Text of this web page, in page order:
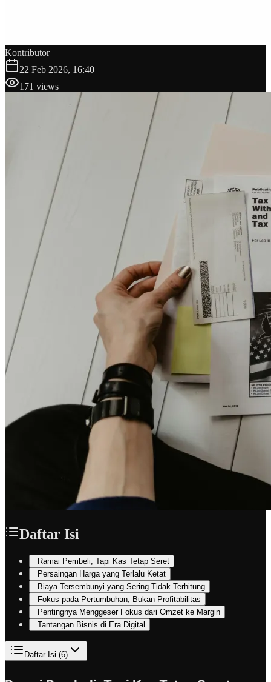
Kontributor
22 Feb 2026, 16:40
171 views
Daftar Isi
Ramai Pembeli, Tapi Kas Tetap Seret
Persaingan Harga yang Terlalu Ketat
Biaya Tersembunyi yang Sering Tidak Terhitung
Fokus pada Pertumbuhan, Bukan Profitabilitas
Pentingnya Menggeser Fokus dari Omzet ke Margin
Tantangan Bisnis di Era Digital
Daftar Isi (6)